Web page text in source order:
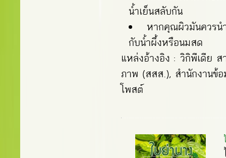
น้ำเย็นสลับกัน
หากคุณผิวมันควรน
กับน้ำผึ้งหรือนมสด
แหล่งอ้างอิง : วิกิพีเดีย ส
ภาพ (สสส.), สำนักงานข้
โพสต์